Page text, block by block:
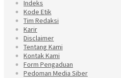
Indeks
Kode Etik
Tim Redaksi
Karir
Disclaimer
Tentang Kami
Kontak Kami
Form Pengaduan
Pedoman Media Siber